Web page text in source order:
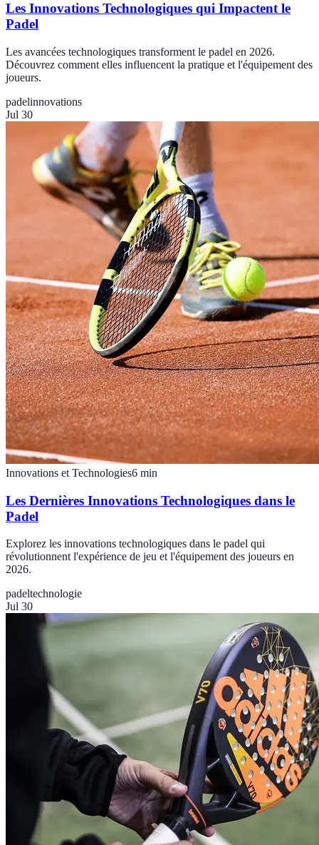
Les Innovations Technologiques qui Impactent le
Padel
Les avancées technologiques transforment le padel en 2026.
Découvrez comment elles influencent la pratique et l'équipement des
joueurs.
padelinnovations
Jul 30
Innovations et Technologies6 min
Les Dernières Innovations Technologiques dans le
Padel
Explorez les innovations technologiques dans le padel qui
révolutionnent l'expérience de jeu et l'équipement des joueurs en
2026.
padeltechnologie
Jul 30